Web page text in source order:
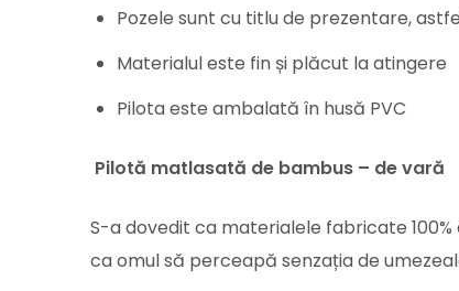
Pozele sunt cu titlu de prezentare,
Materialul este fin și plăcut la atingere
Pilota este ambalată în husă PVC
Pilotă matlasată de bambus – de vară
S-a dovedit ca materialele fabricate
ca omul să perceapă senzația de